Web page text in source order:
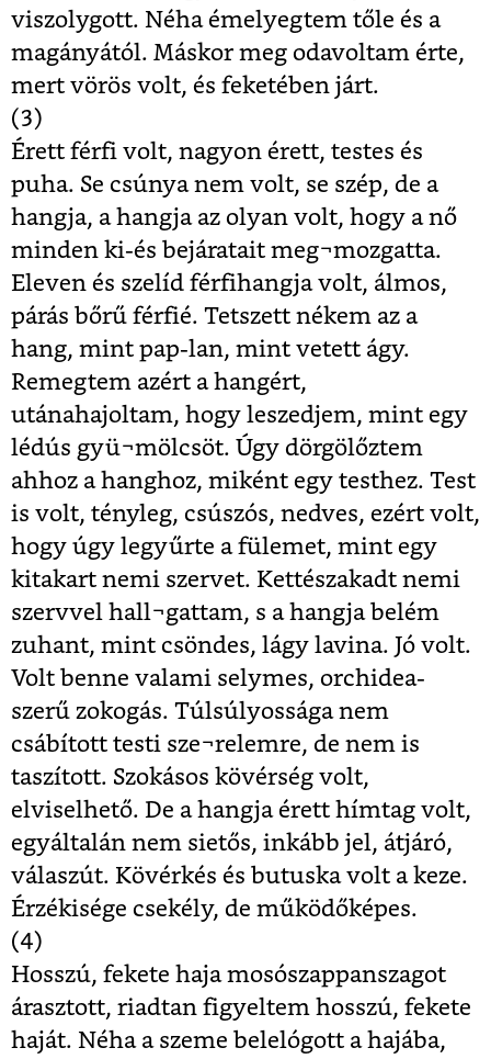
viszolygott. Néha émelyegtem tőle és a
magányától. Máskor meg odavoltam érte,
mert vörös volt, és feketében járt.
(3)
Érett férfi volt, nagyon érett, testes és
puha. Se csúnya nem volt, se szép, de a
hangja, a hangja az olyan volt, hogy a nő
minden ki-és bejáratait meg¬mozgatta.
Eleven és szelíd férfihangja volt, álmos,
párás bőrű férfié. Tetszett nékem az a
hang, mint pap-lan, mint vetett ágy.
Remegtem azért a hangért,
utánahajoltam, hogy leszedjem, mint egy
lédús gyü¬mölcsöt. Úgy dörgölőztem
ahhoz a hanghoz, miként egy testhez. Test
is volt, tényleg, csúszós, nedves, ezért volt,
hogy úgy legyűrte a fülemet, mint egy
kitakart nemi szervet. Kettészakadt nemi
szervvel hall¬gattam, s a hangja belém
zuhant, mint csöndes, lágy lavina. Jó volt.
Volt benne valami selymes, orchidea-
szerű zokogás. Túlsúlyossága nem
csábított testi sze¬relemre, de nem is
taszított. Szokásos kövérség volt,
elviselhető. De a hangja érett hímtag volt,
egyáltalán nem sietős, inkább jel, átjáró,
válaszút. Kövérkés és butuska volt a keze.
Érzékisége csekély, de működőképes.
(4)
Hosszú, fekete haja mosószappanszagot
árasztott, riadtan figyeltem hosszú, fekete
haját. Néha a szeme belelógott a hajába,